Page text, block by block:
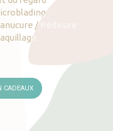
/ Pédicure
CADEAUX